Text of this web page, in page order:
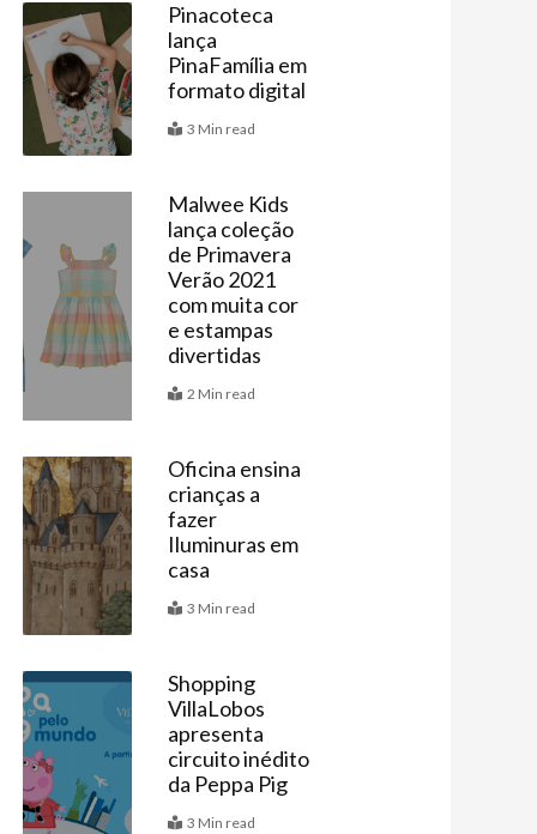
Agenda
Pinacoteca
lança
PinaFamília em
formato digital
3 Min read
Malwee Kids
lança coleção
de Primavera
Verão 2021
com muita cor
e estampas
divertidas
2 Min read
Agenda
Oficina ensina
crianças a
fazer
Iluminuras em
casa
3 Min read
Shopping
VillaLobos
apresenta
circuito inédito
da Peppa Pig
3 Min read